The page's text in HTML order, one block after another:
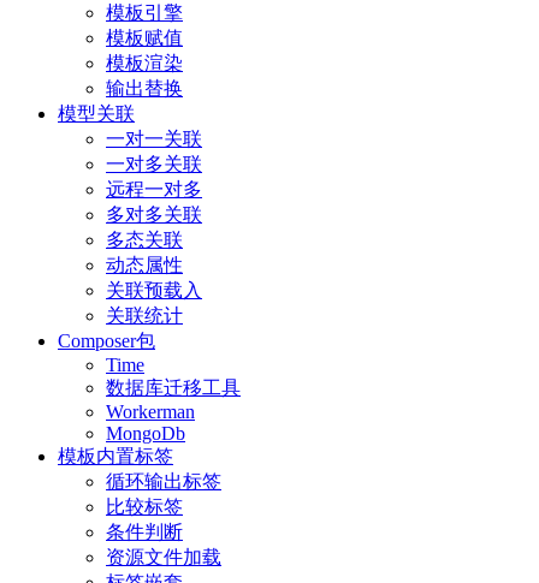
模板引擎
模板赋值
模板渲染
输出替换
模型关联
一对一关联
一对多关联
远程一对多
多对多关联
多态关联
动态属性
关联预载入
关联统计
Composer包
Time
数据库迁移工具
Workerman
MongoDb
模板内置标签
循环输出标签
比较标签
条件判断
资源文件加载